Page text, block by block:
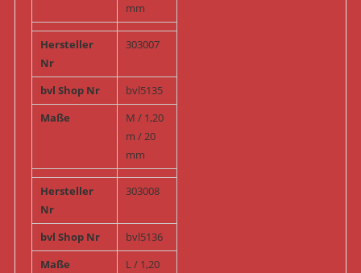
mm
Hersteller
Nr
303007
bvl Shop Nr
bvl5135
Maße
M / 1,20
m / 20
mm
Hersteller
Nr
303008
bvl Shop Nr
bvl5136
Maße
L / 1,20